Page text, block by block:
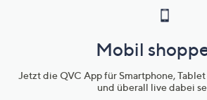
Mobil
Jetzt die QVC App für Smartphone,
und überall live dabei